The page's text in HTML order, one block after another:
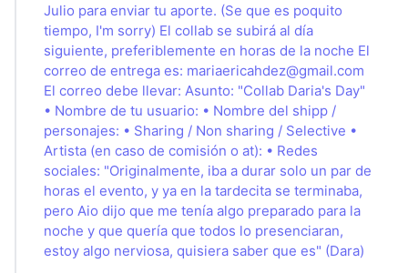
Julio para enviar tu aporte. (Se que es poquito
tiempo, I'm sorry) El collab se subirá al día
siguiente, preferiblemente en horas de la noche El
correo de entrega es: mariaericahdez@gmail.com
El correo debe llevar: Asunto: "Collab Daria's Day"
• Nombre de tu usuario: • Nombre del shipp /
personajes: • Sharing / Non sharing / Selective •
Artista (en caso de comisión o at): • Redes
sociales: "Originalmente, iba a durar solo un par de
horas el evento, y ya en la tardecita se terminaba,
pero Aio dijo que me tenía algo preparado para la
noche y que quería que todos lo presenciaran,
estoy algo nerviosa, quisiera saber que es" (Dara)